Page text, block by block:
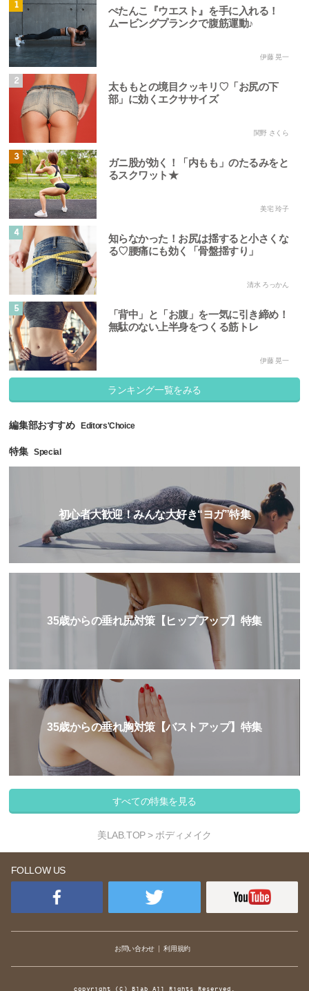
1
ぺたんこ『ウエスト』を手に入れる！
ムービングプランクで腹筋運動♪
伊藤 晃一
2
太ももとの境目クッキリ♡「お尻の下
部」に効くエクササイズ
関野 さくら
3
ガニ股が効く！「内もも」のたるみをと
るスクワット★
美宅 玲子
4
知らなかった！お尻は揺すると小さくな
る♡腰痛にも効く「骨盤揺すり」
清水 ろっかん
5
「背中」と「お腹」を一気に引き締め！
無駄のない上半身をつくる筋トレ
伊藤 晃一
ランキング一覧をみる
編集部おすすめ Editors'Choice
特集 Special
初心者大歓迎！みんな大好き“ヨガ”特集
35歳からの垂れ尻対策【ヒップアップ】特集
35歳からの垂れ胸対策【バストアップ】特集
すべての特集を見る
美LAB.TOP> ボディメイク
FOLLOW US
お問い合わせ 利用規約
copyright (C) Blab All Rights Reserved.